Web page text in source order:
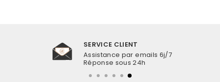
SERVICE CLIENT
Assistance par emails 6j/7
Réponse sous 24h